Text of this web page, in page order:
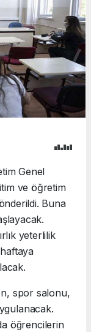
Genel
ve öğretim
Buna
yeterlilik
spor salonu,
öğrencilerin